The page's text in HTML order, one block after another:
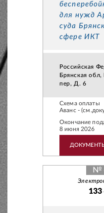
для нужд
суда
сфере ИКТ
Российская
Брянская обл,
пер, Д. 6
Схема оплаты
Аванс -
Окончание
8 июня 2026
№
133